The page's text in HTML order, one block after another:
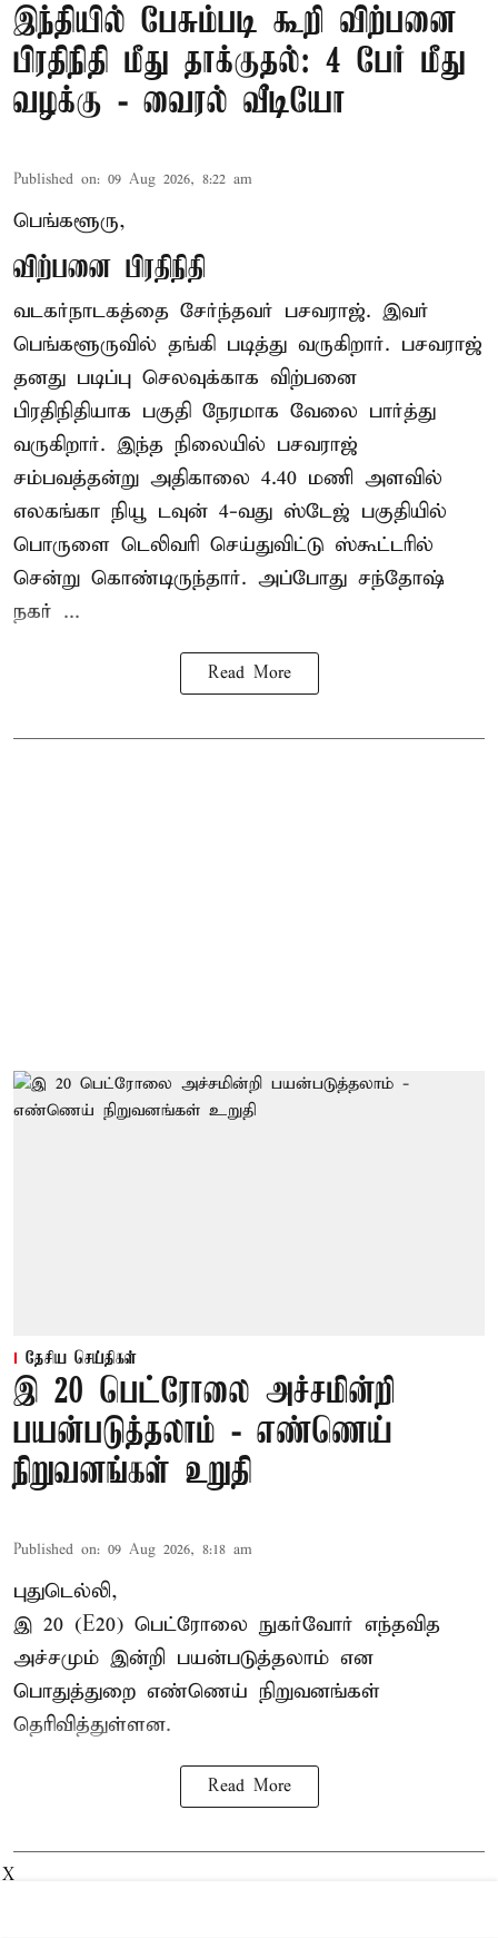
இந்தியில் பேசும்படி கூறி விற்பனை
பிரதிநிதி மீது தாக்குதல்: 4 பேர் மீது
வழக்கு - வைரல் வீடியோ
Published on: 09 Aug 2026, 8:22 am
பெங்களூரு,
விற்பனை பிரதிநிதி
வடகர்நாடகத்தை சேர்ந்தவர் பசவராஜ். இவர்
பெங்களூருவில் தங்கி படித்து வருகிறார். பசவராஜ்
தனது படிப்பு செலவுக்காக விற்பனை
பிரதிநிதியாக பகுதி நேரமாக வேலை பார்த்து
வருகிறார். இந்த நிலையில் பசவராஜ்
சம்பவத்தன்று அதிகாலை 4.40 மணி அளவில்
எலகங்கா நியூ டவுன் 4-வது ஸ்டேஜ் பகுதியில்
பொருளை டெலிவரி செய்துவிட்டு ஸ்கூட்டரில்
சென்று கொண்டிருந்தார். அப்போது சந்தோஷ்
நகர் ...
Read More
தேசிய செய்திகள்
இ 20 பெட்ரோலை அச்சமின்றி
பயன்படுத்தலாம் - எண்ணெய்
நிறுவனங்கள் உறுதி
Published on: 09 Aug 2026, 8:18 am
புதுடெல்லி,
இ 20 (E20) பெட்ரோலை நுகர்வோர் எந்தவித
அச்சமும் இன்றி பயன்படுத்தலாம் என
பொதுத்துறை எண்ணெய் நிறுவனங்கள்
தெரிவித்துள்ளன.
Read More
X